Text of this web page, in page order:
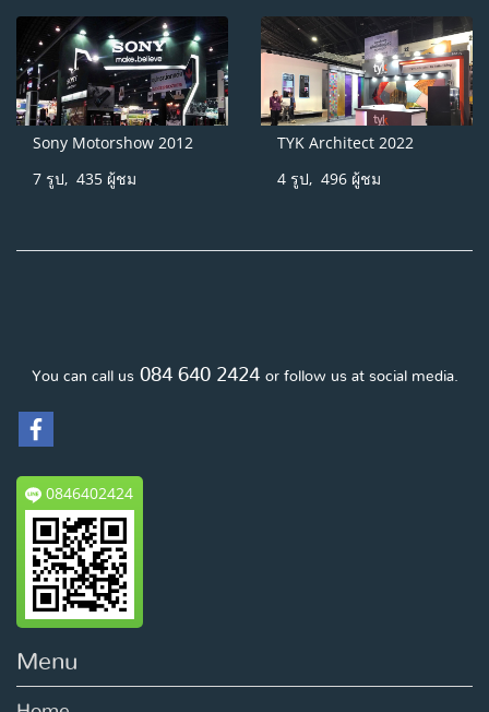
Sony Motorshow 2012
7 รูป, 435 ผู้ชม
TYK Architect 2022
4 รูป, 496 ผู้ชม
You can call us084 640 2424 or follow us at social media.
0846402424
Menu